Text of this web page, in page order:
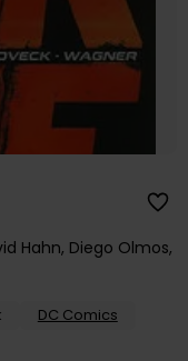
Hahn, Diego Olmos,
DC Comics